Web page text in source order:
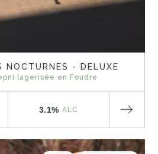
NOCTURNES - DELUXE
lagerisée en Foudre
3.1% ALC